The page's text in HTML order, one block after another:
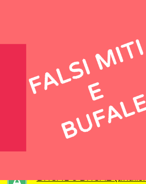
Ginnastica posturale
Assistenza a familiari
(caregiver familiari)
Malattie della tiroide
BRCA1 e BRCA2